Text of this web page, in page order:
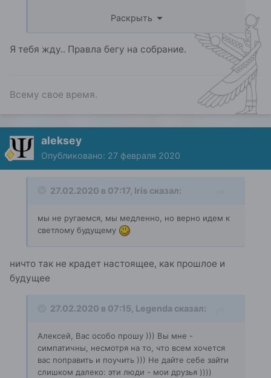
симпатичны, несмотря на то, что всем хочется
вас поправить и поучить ))) Не дайте себе зайти
слишком далеко: эти люди - мои друзья ))))
Раскрыть
Я тебя жду.. Правла бегу на собрание.
Всему свое время.
aleksey
Опубликовано: 27 февраля 2020
27.02.2020 в 07:17, Iris сказал:
мы не ругаемся, мы медленно, но верно идем к
светлому будущему
ничто так не крадет настоящее, как прошлое и
будущее
27.02.2020 в 07:15, Legenda сказал:
Алексей, Вас особо прошу ))) Вы мне -
симпатичны, несмотря на то, что всем хочется
вас поправить и поучить ))) Не дайте себе зайти
слишком далеко: эти люди - мои друзья ))))